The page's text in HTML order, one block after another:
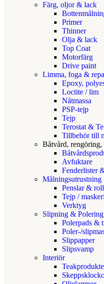
Färg, oljor & lack
Primer
Thinner
Olja & lack
Top Coat
Motorfärg
Drive paint
Limma, foga &
Epoxy,
Loctite / lim
Nåtmassa
PSP-tejp
Tejp
Terostat &
Tillbehör till
Båtvård, rengöring,
Avfuktare
Fenderlister
Målningsutrustning
Penslar &
Tejp /
Verktyg
Slipning & Polering
Polerpads &
Poler-/
Slippapper
Slipsvamp
Interiör